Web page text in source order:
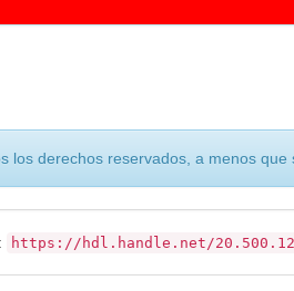
derechos reservados, a menos que
https://hdl.handle.net/